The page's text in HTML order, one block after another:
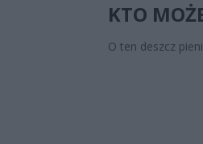
KTO
O ten deszcz